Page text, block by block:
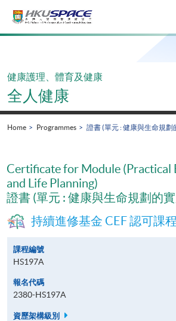
Main
健康護理、體育及健康
全人健康
Home Programmes 證書 (單元 : 健康與生命規劃
Certificate for Module (Practical
and Life Planning)
證書 (單元 : 健康與生命規劃的
持續進修基金 CEF 認可課程
課程編號
HS197A
報名代碼
2380-HS197A
資歷架構級別